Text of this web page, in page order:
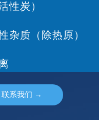
性炭 ）
（除热原）
联系我们 →